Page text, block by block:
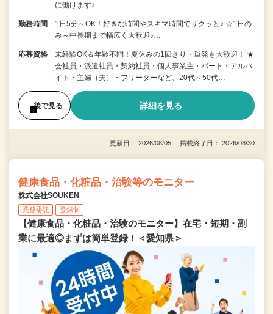
に働けます♪
勤務時間
1日5分～OK！好きな時間やスキマ時間でサクッと♪ ☆1日の
み～中長期まで幅広く大歓迎♪…
応募資格
未経験OK＆年齢不問！夏休みの1回きり・単発も大歓迎！ ★
会社員・派遣社員・契約社員・個人事業主・パート・アルバ
イト・主婦（夫）・フリーターなど、20代～50代…
後で見る 詳細を見る
更新日： 2026/08/05 掲載終了日： 2026/08/30
健康食品・化粧品・治験等のモニター
株式会社SOUKEN
業務委託 登録制
【健康食品・化粧品・治験のモニター】在宅・短期・副
業に最適◎まずは簡単登録！＜愛知県＞